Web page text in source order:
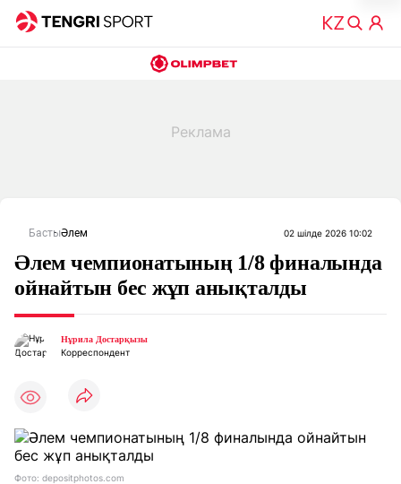
БастыӘлем 02 шілде 2026 10:02
Әлем чемпионатының 1/8 финалында
ойнайтын бес жұп анықталды
Нұрила Достарқызы
Корреспондент
Фото: depositphotos.com